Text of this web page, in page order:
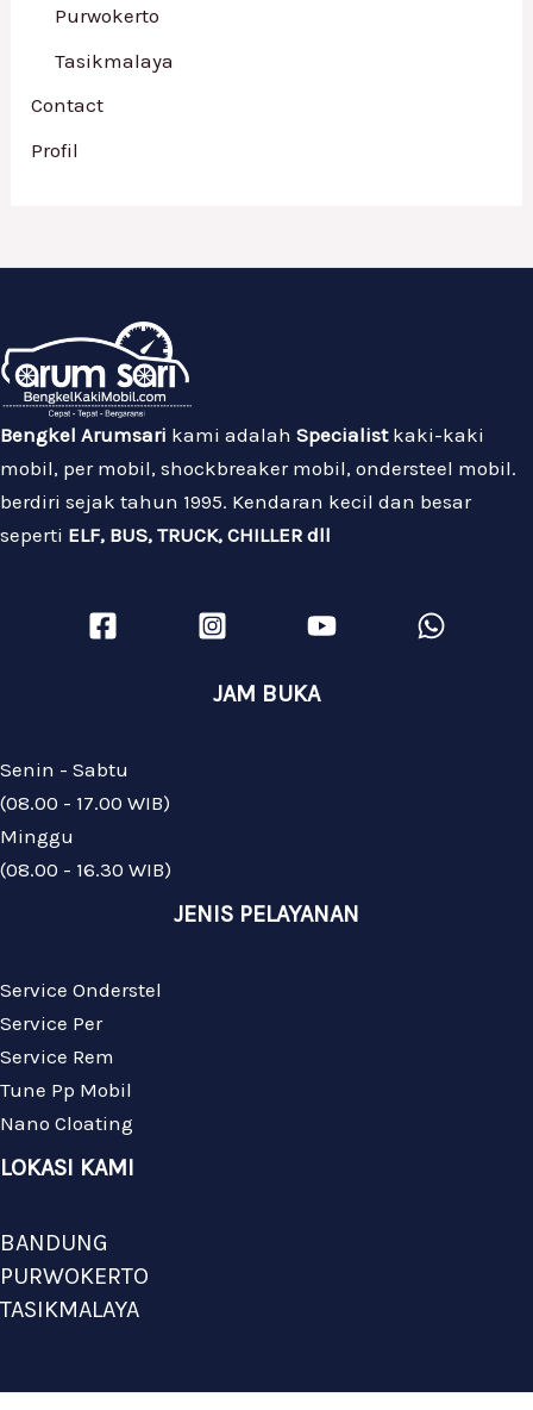
Purwokerto
Tasikmalaya
Contact
Profil
Bengkel Arumsari kami adalah Specialistkaki-kaki
mobil, per mobil, shockbreaker mobil, ondersteel mobil.
berdiri sejak tahun 1995. Kendaran kecil dan besar
seperti ELF, BUS, TRUCK, CHILLER dll
JAM BUKA
Senin - Sabtu
(08.00 - 17.00 WIB)
Minggu
(08.00 - 16.30 WIB)
JENIS PELAYANAN
Service Onderstel
Service Per
Service Rem
Tune Pp Mobil
Nano Cloating
LOKASI KAMI
BANDUNG
PURWOKERTO
TASIKMALAYA